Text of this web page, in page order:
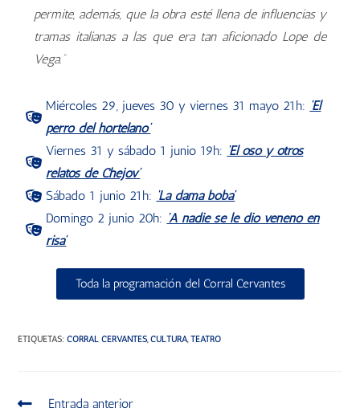
permite, además, que la obra esté llena de influencias y
tramas italianas a las que era tan aficionado Lope de
Vega.”
Miércoles 29, jueves 30 y viernes 31 mayo 21h: ‘El
perro del hortelano’
Viernes 31 y sábado 1 junio 19h: ‘El oso y otros
relatos de Chejov’
Sábado 1 junio 21h: ‘La dama boba’
Domingo 2 junio 20h: ‘A nadie se le dio veneno en
risa’
Toda la programación del Corral Cervantes
ETIQUETAS:CORRAL CERVANTES, CULTURA, TEATRO
Entrada anterior